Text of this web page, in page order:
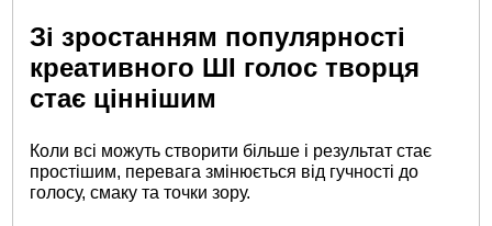
Зі зростанням популярності
креативного ШІ голос творця
стає ціннішим
Коли всі можуть створити більше і результат стає
простішим, перевага змінюється від гучності до
голосу, смаку та точки зору.